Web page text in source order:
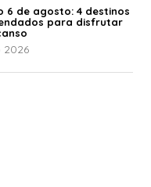
6 de agosto: 4 destinos
para disfrutar
2026